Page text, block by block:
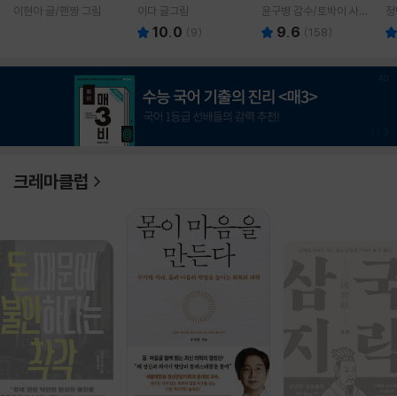
이현아 글/핸짱 그림 이다 글그림
10.0 (9)
윤구병 감수/토박이 사전
편찬실 편
9.6 (158)
크레마클럽